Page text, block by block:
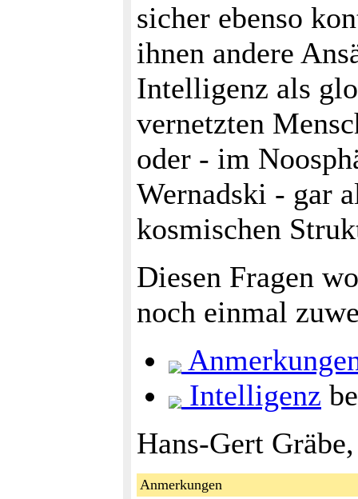
sicher ebenso
ihnen andere
Intelligenz als
vernetzten
oder - im
Wernadski - gar
kosmischen
Diesen Fragen
noch einmal
Intelligenz
Hans-Gert
Anmerkungen